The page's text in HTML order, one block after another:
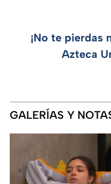
¡No te pierdas
Azteca
GALERÍAS Y